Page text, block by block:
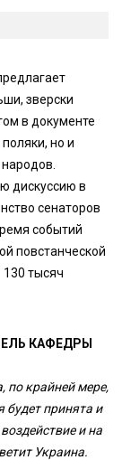
зверски
в документе
но и
дискуссию в
сенаторов
событий
повстанческой
тысяч
КАФЕДРЫ
по крайней мере,
будет принята и
и на
Украина.